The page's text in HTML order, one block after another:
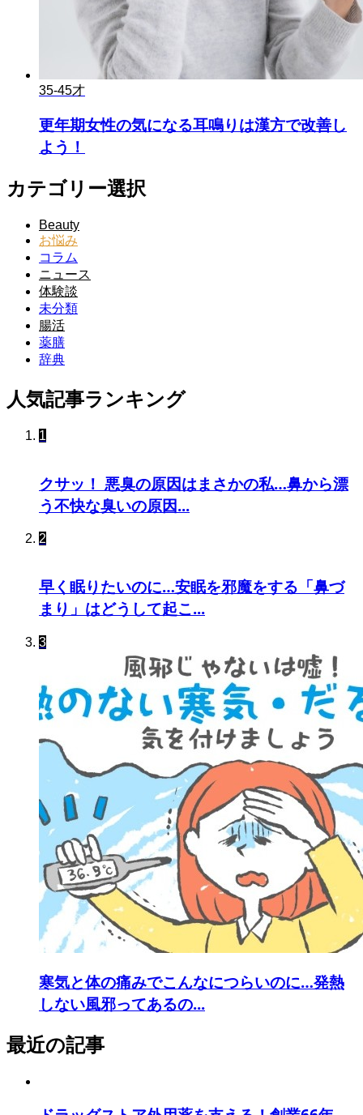
35-45才
更年期女性の気になる耳鳴りは漢方で改善し
よう！
カテゴリー選択
Beauty
お悩み
コラム
ニュース
体験談
未分類
腸活
薬膳
辞典
人気記事ランキング
1
クサッ！ 悪臭の原因はまさかの私…鼻から漂
う不快な臭いの原因...
2
早く眠りたいのに…安眠を邪魔をする「鼻づ
まり」はどうして起こ...
3
寒気と体の痛みでこんなにつらいのに…発熱
しない風邪ってあるの...
最近の記事